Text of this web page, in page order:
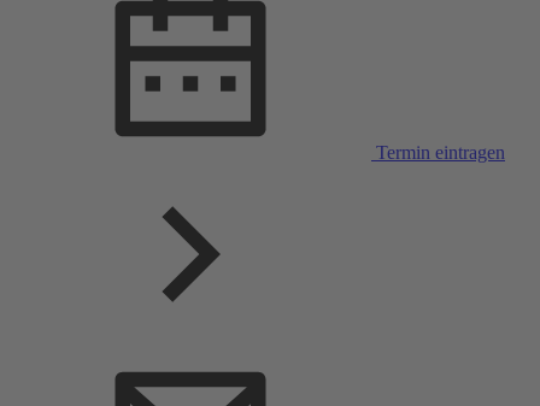
Termin eintragen